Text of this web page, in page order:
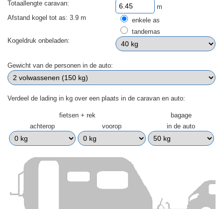
Totaallengte caravan:
m
Afstand kogel tot as: 3.9 m
enkele as
tandemas
Kogeldruk onbeladen:
Gewicht van de personen in de auto:
Verdeel de lading in kg over een plaats in de caravan en auto:
fietsen + rek
bagage
achterop
voorop in de auto